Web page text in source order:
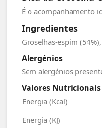
É o acompanhamento
Ingredientes
Groselhas-espim
Alergénios
Sem alergénios
Valores Nutricionais
Energia (Kcal)
Energia (KJ)